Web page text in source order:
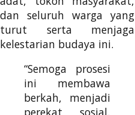
dan seluruh warga yang
turut serta menjaga
kelestarian budaya ini.
“Semoga prosesi
ini membawa
berkah, menjadi